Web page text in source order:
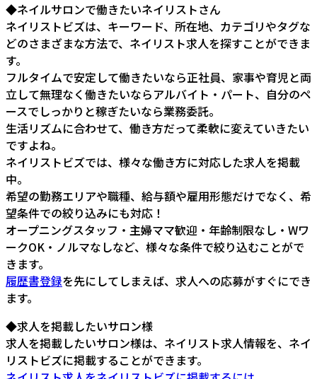
◆ネイルサロンで働きたいネイリストさん
ネイリストビズは、キーワード、所在地、カテゴリやタグな
どのさまざまな方法で、ネイリスト求人を探すことができま
す。
フルタイムで安定して働きたいなら正社員、家事や育児と両
立して無理なく働きたいならアルバイト・パート、自分のペ
ースでしっかりと稼ぎたいなら業務委託。
生活リズムに合わせて、働き方だって柔軟に変えていきたい
ですよね。
ネイリストビズでは、様々な働き方に対応した求人を掲載
中。
希望の勤務エリアや職種、給与額や雇用形態だけでなく、希
望条件での絞り込みにも対応！
オープニングスタッフ・主婦ママ歓迎・年齢制限なし・Wワ
ークOK・ノルマなしなど、様々な条件で絞り込むことがで
きます。
履歴書登録を先にしてしまえば、求人への応募がすぐにでき
ます。
◆求人を掲載したいサロン様
求人を掲載したいサロン様は、ネイリスト求人情報を、ネイ
リストビズに掲載することができます。